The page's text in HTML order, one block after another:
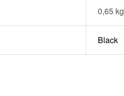
0,65 kg
Black